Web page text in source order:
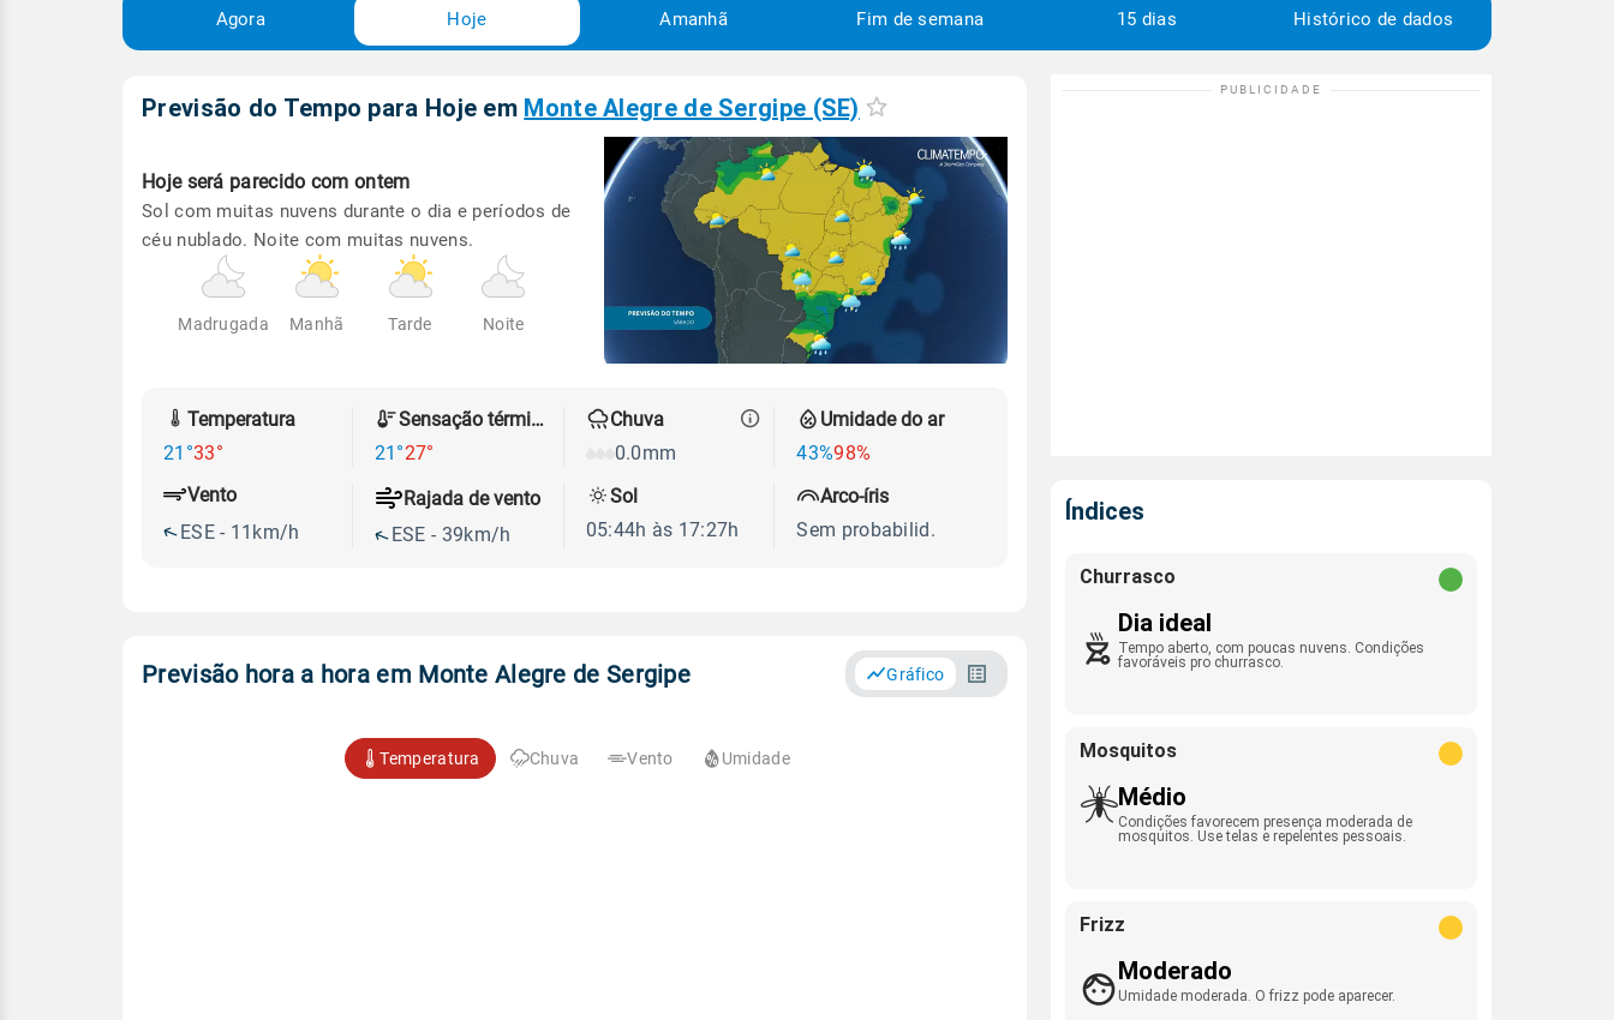
Agora Hoje Amanhã Fim de semana 15 dias Histórico de dados
Previsão do Tempo para Hoje em Monte Alegre de Sergipe (SE)
Hoje será parecido com ontem
Sol com muitas nuvens durante o dia e períodos de
céu nublado. Noite com muitas nuvens.
Madrugada Manhã Tarde Noite
Temperatura
21°33°
Sensação térmica
21°27°
Chuva
0.0mm
Umidade do ar
43%98%
Vento
ESE - 11km/h
Rajada de vento
ESE - 39km/h
Sol
05:44h às 17:27h
Arco-íris
Sem probabilid.
Previsão hora a hora em Monte Alegre de Sergipe Gráfico
Temperatura Chuva Vento Umidade
Índices
Churrasco
Dia ideal
Tempo aberto, com poucas nuvens. Condições
favoráveis pro churrasco.
Mosquitos
Médio
Condições favorecem presença moderada de
mosquitos. Use telas e repelentes pessoais.
Frizz
Moderado
Umidade moderada. O frizz pode aparecer.